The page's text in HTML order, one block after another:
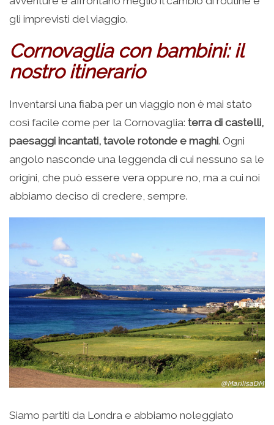
gli imprevisti del viaggio.
Cornovaglia con bambini: il
nostro itinerario
Inventarsi una fiaba per un viaggio non è mai stato
così facile come per la Cornovaglia: terra di castelli,
paesaggi incantati, tavole rotonde e maghi. Ogni
angolo nasconde una leggenda di cui nessuno sa le
origini, che può essere vera oppure no, ma a cui noi
abbiamo deciso di credere, sempre.
Siamo partiti da Londra e abbiamo noleggiato